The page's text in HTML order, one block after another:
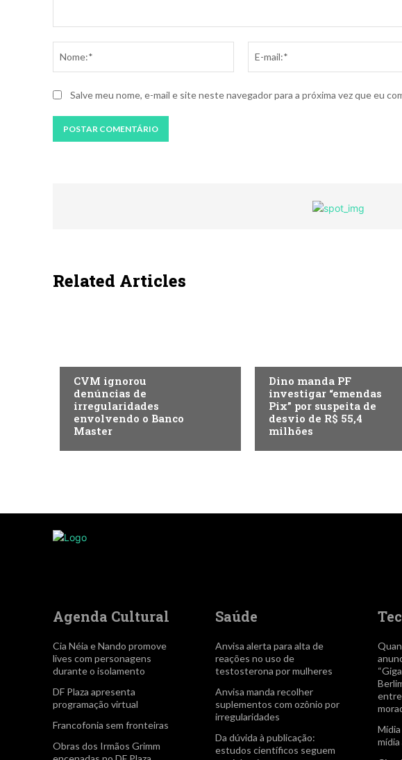
Salve meu nome, e-mail e site neste navegador para a próxima vez que eu
Related Articles
CVM ignorou
denúncias de
irregularidades
envolvendo o Banco
Master
Dino manda PF
investigar “emendas
Pix” por suspeita de
desvio de R$ 55,4
milhões
Agenda Cultural
Cia Néia e Nando promove
lives com personagens
durante o isolamento
DF Plaza apresenta
programação virtual
Francofonia sem fronteiras
Obras dos Irmãos Grimm
Saúde
Anvisa alerta para alta de
reações no uso de
testosterona por mulheres
Anvisa manda recolher
suplementos com ozônio por
irregularidades
Da dúvida à publicação:
estudos científicos seguem
mídia